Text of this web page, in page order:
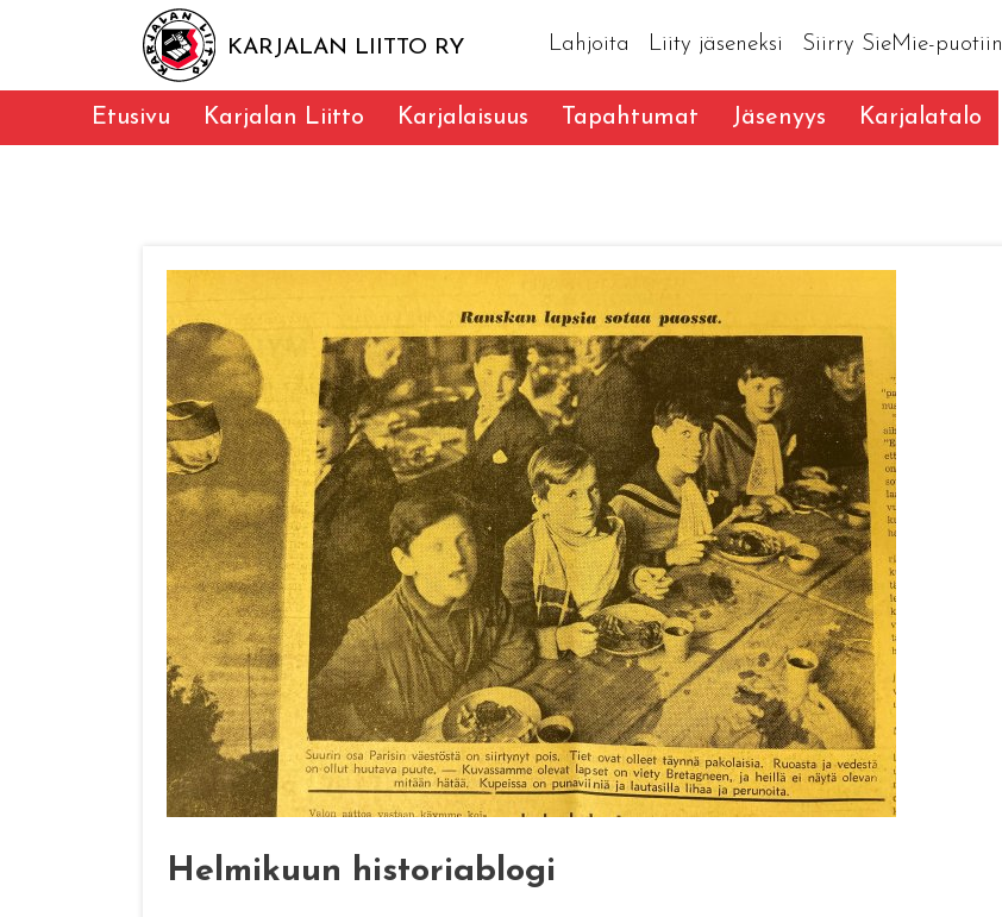
KARJALAN LIITTO RY Lahjoita Liity jäseneksi Siirry SieMie-puotiin
Etusivu Karjalan Liitto Karjalaisuus Tapahtumat Jäsenyys Karjalatalo
Helmikuun historiablogi